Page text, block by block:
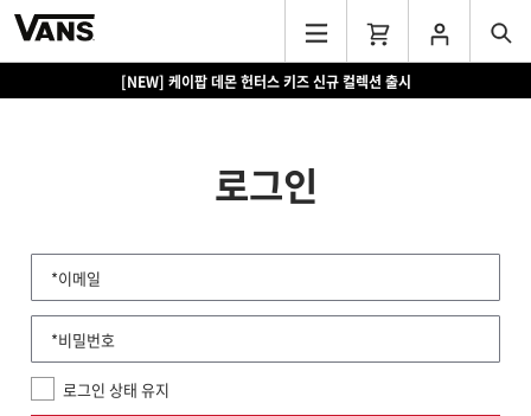
[NEW] 케이팝 데몬 헌터스 키즈 신규 컬렉션 출시
로그인
*이메일
*비밀번호
로그인 상태 유지